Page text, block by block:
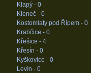
Klapý - 0
Kleneč - 0
Kostomlaty pod Řípem - 0
Krabčice - 0
Křešice - 4
Křesín - 0
Kyškovice - 0
Levín - 0